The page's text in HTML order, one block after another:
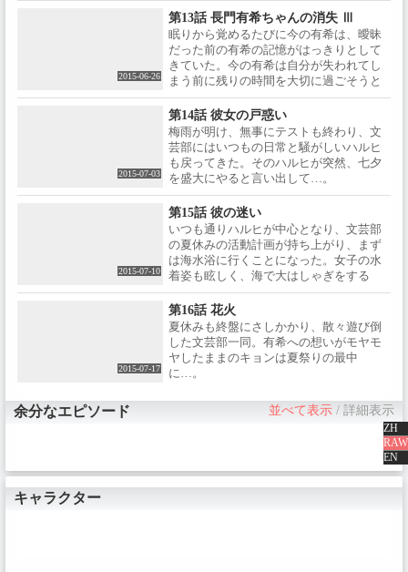
ZH
RAW
EN
2015-06-26
第13話 長門有希ちゃんの消失 Ⅲ
眠りから覚めるたびに今の有希は、曖昧
だった前の有希の記憶がはっきりとして
きていた。今の有希は自分が失われてし
まう前に残りの時間を大切に過ごそうと
決意する…。
2015-07-03
第14話 彼女の戸惑い
梅雨が明け、無事にテストも終わり、文
芸部にはいつもの日常と騒がしいハルヒ
も戻ってきた。そのハルヒが突然、七夕
を盛大にやると言い出して…。
2015-07-10
第15話 彼の迷い
いつも通りハルヒが中心となり、文芸部
の夏休みの活動計画が持ち上がり、まず
は海水浴に行くことになった。女子の水
着姿も眩しく、海で大はしゃぎをする
面々だった…。
2015-07-17
第16話 花火
夏休みも終盤にさしかかり、散々遊び倒
した文芸部一同。有希への想いがモヤモ
ヤしたままのキョンは夏祭りの最中
に…。
余分なエピソード 並べて表示 /詳細表示
キャラクター